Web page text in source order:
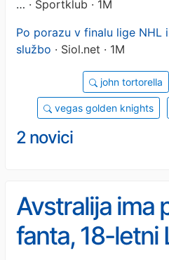
… · Sportklub · 1M
Po porazu v finalu lige NHL
službo · Siol.net · 1M
john tortorella
vegas golden knights
2 novici
Avstralija ima
fanta, 18-letni